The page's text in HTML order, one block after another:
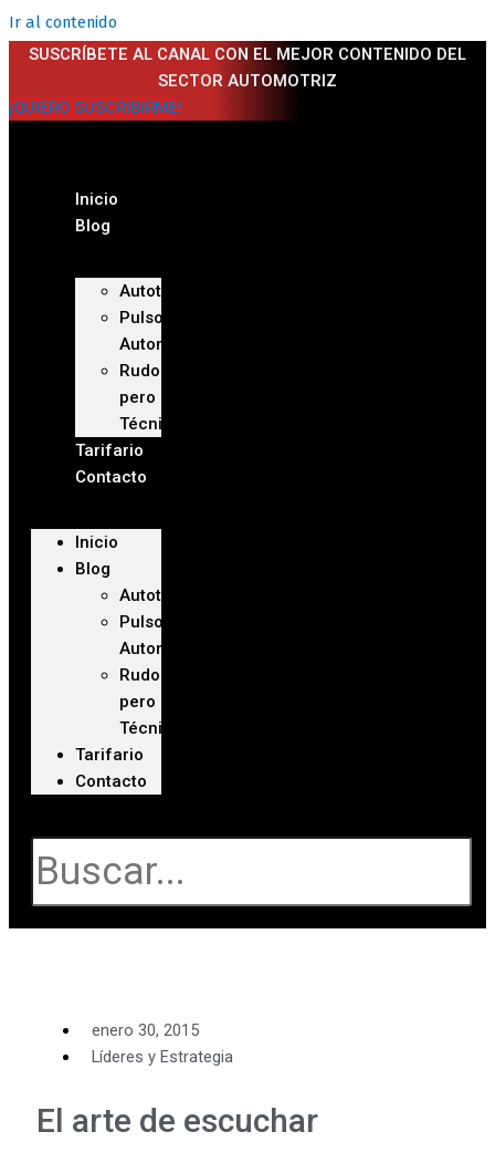
Ir al contenido
SUSCRÍBETE AL CANAL CON EL MEJOR CONTENIDO DEL
SECTOR AUTOMOTRIZ
¡QUIERO SUSCRIBIRME!
Inicio
Blog
Autoteca
Pulso
Automotriz
Rudo
pero
Técnico
Tarifario
Contacto
Inicio
Blog
Autoteca
Pulso
Automotriz
Rudo
pero
Técnico
Tarifario
Contacto
enero 30, 2015
Líderes y Estrategia
El arte de escuchar